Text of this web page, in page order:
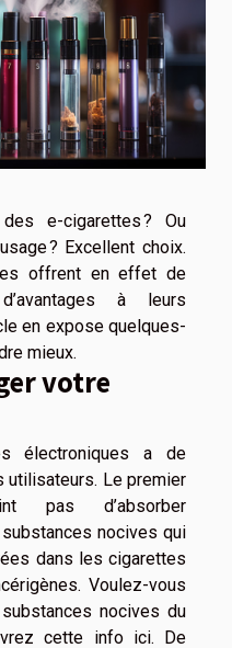
e-cigarettes ? Ou
? Excellent choix.
offrent en effet de
à leurs
en expose quelques-
mieux.
votre
électroniques a de
utilisateurs. Le premier
pas d’absorber
nocives qui
dans les cigarettes
Voulez-vous
nocives du
cette info ici. De